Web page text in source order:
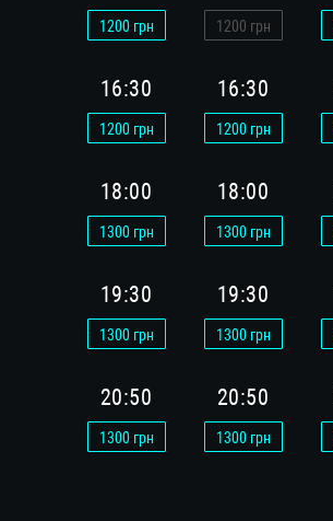
1200грн
16:30
1200грн
18:00
1300грн
19:30
1300грн
20:50
1300грн
1200 грн
16:30
1200грн
18:00
1300грн
19:30
1300грн
20:50
1300грн